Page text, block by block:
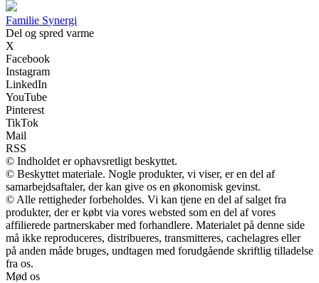
Familie Synergi
Del og spred varme
X
Facebook
Instagram
LinkedIn
YouTube
Pinterest
TikTok
Mail
RSS
© Indholdet er ophavsretligt beskyttet.
© Beskyttet materiale. Nogle produkter, vi viser, er en del af
samarbejdsaftaler, der kan give os en økonomisk gevinst.
© Alle rettigheder forbeholdes. Vi kan tjene en del af salget fra
produkter, der er købt via vores websted som en del af vores
affilierede partnerskaber med forhandlere. Materialet på denne side
må ikke reproduceres, distribueres, transmitteres, cachelagres eller
på anden måde bruges, undtagen med forudgående skriftlig tilladelse
fra os.
Mød os